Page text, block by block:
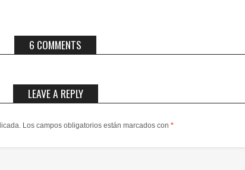
6 COMMENTS
LEAVE A REPLY
Los campos obligatorios están marcados con *